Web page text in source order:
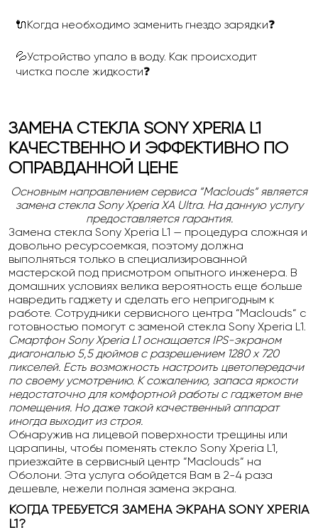
🔌Когда необходимо заменить гнездо зарядки❓
💦Устройство упало в воду. Как происходит
чистка после жидкости❓
ЗАМЕНА СТЕКЛА SONY XPERIA L1
КАЧЕСТВЕННО И ЭФФЕКТИВНО ПО
ОПРАВДАННОЙ ЦЕНЕ
Основным направлением сервиса “Maclouds“является
замена стекла Sony Xperia XA Ultra. На данную услугу
предоставляется гарантия.
Замена стекла Sony Xperia L1 — процедура сложная и
довольно ресурсоемкая, поэтому должна
выполняться только в специализированной
мастерской под присмотром опытного инженера. В
домашних условиях велика вероятность еще больше
навредить гаджету и сделать его непригодным к
работе. Сотрудники сервисного центра “Maclouds“ с
готовностью помогут с заменой стекла Sony Xperia L1.
Смартфон Sony Xperia L1 оснащается IPS-экраном
диагональю 5,5 дюймов с разрешением 1280 х 720
пикселей. Есть возможность настроить цветопередачи
по своему усмотрению. К сожалению, запаса яркости
недостаточно для комфортной работы с гаджетом вне
помещения. Но даже такой качественный аппарат
иногда выходит из строя.
Обнаружив на лицевой поверхности трещины или
царапины, чтобы поменять стекло Sony Xperia L1,
приезжайте в сервисный центр “Maclouds“ на
Оболони. Эта услуга обойдется Вам в 2-4 раза
дешевле, нежели полная замена экрана.
КОГДА ТРЕБУЕТСЯ ЗАМЕНА ЭКРАНА SONY XPERIA
L1?